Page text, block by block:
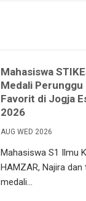
Mahasiswa
Medali
Favorit di Jogja
2026
AUG WED 2026
Mahasiswa S1 Ilmu
HAMZAR, Najira
medali...